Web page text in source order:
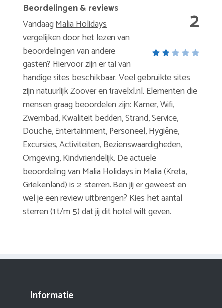
2
Beordelingen & reviews
VandaagMalia Holidays
vergelijkendoor het lezen van
beoordelingen van andere
gasten? Hiervoor zijn er tal van
handige sites beschikbaar. Veel gebruikte sites
zijn natuurlijk Zoover en travelxl.nl. Elementen die
mensen graag beoordelen zijn: Kamer, Wifi,
Zwembad, Kwaliteit bedden, Strand, Service,
Douche, Entertainment, Personeel, Hygiëne,
Excursies, Activiteiten, Bezienswaardigheden,
Omgeving, Kindvriendelijk. De actuele
beoordeling van Malia Holidays in Malia (Kreta,
Griekenland) is 2-sterren. Ben jij er geweest en
wel je een review uitbrengen? Kies het aantal
sterren (1 t/m 5) dat jij dit hotel wilt geven.
Informatie